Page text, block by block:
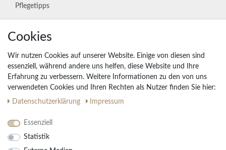
Pflegetipps
Unternehmen
Widerrufs­recht
Vertrag widerrufen
Impressum
Daten­schutz­erklärung
AGB
Ihre Vorteile
Cookies
Wir nutzen Cookies auf unserer Website. Einige von diesen sind
essenziell, während andere uns helfen, diese Website und Ihre
Erfahrung zu verbessern. Weitere Informationen zu den von uns
verwendeten Cookies und Ihren Rechten als Nutzer finden Sie hier:
Daten­schutz­erklärung
Impressum
Essenziell
Statistik